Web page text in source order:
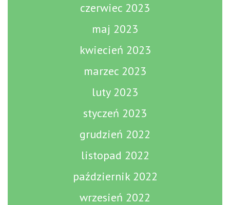
czerwiec 2023
maj 2023
kwiecień 2023
marzec 2023
luty 2023
styczeń 2023
grudzień 2022
listopad 2022
październik 2022
wrzesień 2022